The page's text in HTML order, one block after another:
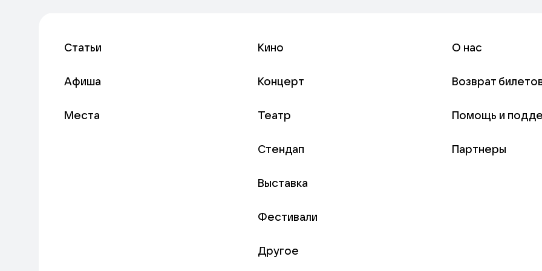
Статьи
Афиша
Места
Кино
Концерт
Театр
Стендап
Выставка
Фестивали
Другое
О нас
Возврат
Помощь и
Партнеры